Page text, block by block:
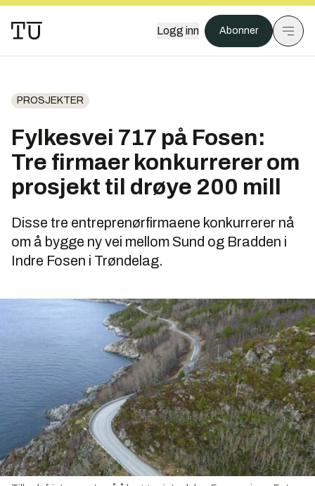
Logg inn Abonner
PROSJEKTER
Fylkesvei 717 på Fosen:
Tre firmaer konkurrerer om
prosjekt til drøye 200 mill
Disse tre entreprenørfirmaene konkurrerer nå
om å bygge ny vei mellom Sund og Bradden i
Indre Fosen i Trøndelag.